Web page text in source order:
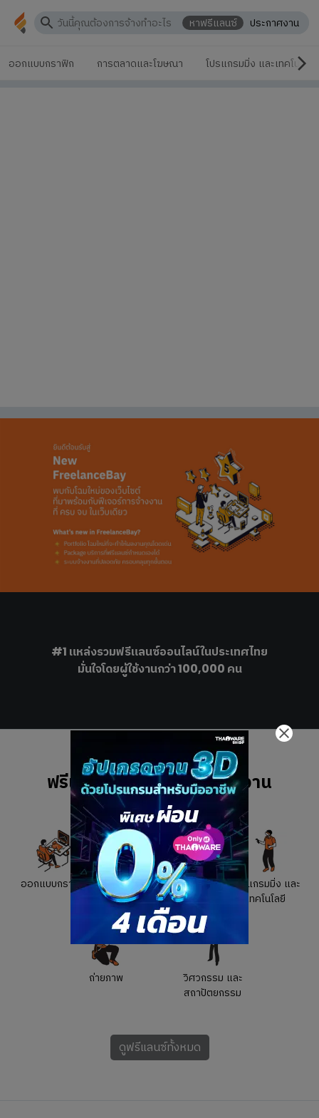
หาฟรีแลนซ์ ประกาศงาน
ออกแบบกราฟิก การตลาดและโฆษณา โปรแกรมมิ่ง และเทคโนโลยี
#1 แหล่งรวมฟรีแลนซ์ออนไลน์ในประเทศไทย
มั่นใจโดยผู้ใช้งานกว่า 100,000 คน
ฟรีแลนซ์ที่ผู้ว่าจ้างนิยมจ้างงาน
ออกแบบกราฟิก การตลาดและโฆษณา
โปรแกรมมิ่ง และ
เทคโนโลยี
ถ่ายภาพ
วิศวกรรม และ
สถาปัตยกรรม
ดูฟรีแลนซ์ทั้งหมด